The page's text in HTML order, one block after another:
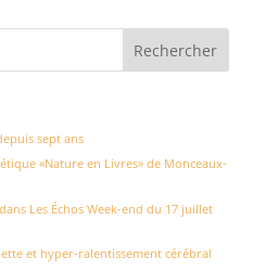
sept ans
«Nature en Livres» de Monceaux-
Les Échos Week-end du 17 juillet
et hyper-ralentissement cérébral